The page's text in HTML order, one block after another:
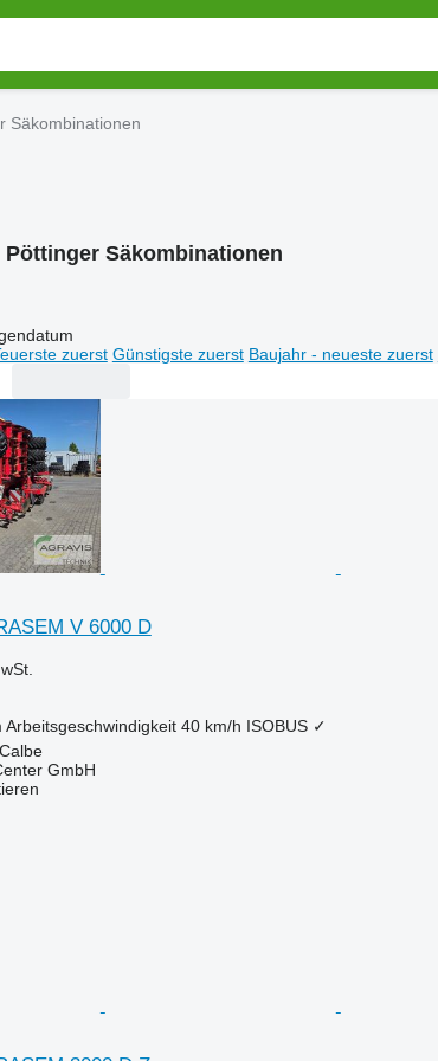
Säkombinationen
Pöttinger Säkombinationen
zuerst Günstigste zuerst Baujahr - neueste zuerst
V 6000 D
Arbeitsgeschwindigkeit 40 km/h ISOBUS ✓
GmbH